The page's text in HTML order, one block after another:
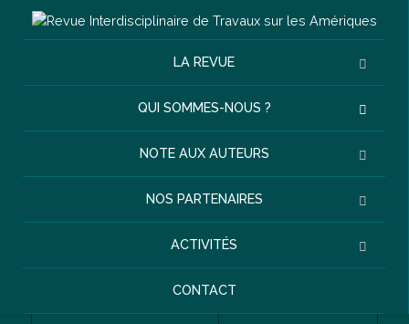
LA REVUE
QUI SOMMES-NOUS ?
NOTE AUX AUTEURS
NOS PARTENAIRES
ACTIVITÉS
CONTACT